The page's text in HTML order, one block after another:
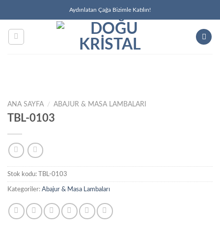
Aydınlatan Çağa Bizimle Katılın!
ANA SAYFA / ABAJUR & MASA LAMBALARI
TBL-0103
Stok kodu: TBL-0103
Kategoriler: Abajur & Masa Lambaları